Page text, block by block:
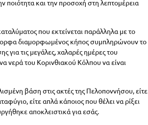
ποιότητα και την προσοχή στη λεπτομέρεια
που εκτείνεται παράλληλα με το
διαμορφωμένος κήπος συμπληρώνουν το
για τις μεγάλες, χαλαρές ημέρες του
νερά του Κορινθιακού Κόλπου να είναι
βάση στις ακτές της Πελοποννήσου, είτε
είτε απλά κάποιος που θέλει να ρίξει
αποκλειστικά για εσάς.